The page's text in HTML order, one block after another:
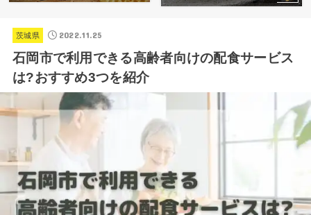
茨城県 2022.11.25
石岡市で利用できる高齢者向けの配食サービス
は?おすすめ3つを紹介